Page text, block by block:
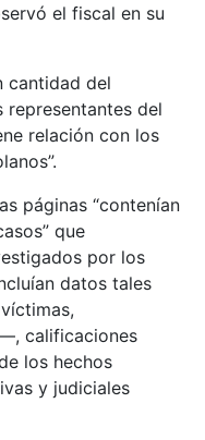
el fiscal en su
cantidad del
del
relación con los
páginas “contenían
que
por los
datos tales
calificaciones
los hechos
y judiciales